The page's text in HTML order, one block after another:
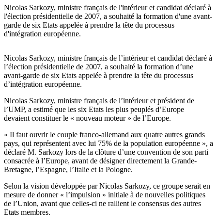
Nicolas Sarkozy, ministre français de l'intérieur et candidat déclaré à
l'élection présidentielle de 2007, a souhaité la formation d'une avant-
garde de six Etats appelée à prendre la tête du processus
d'intégration européenne.
Nicolas Sarkozy, ministre français de l’intérieur et candidat déclaré à
l’élection présidentielle de 2007, a souhaité la formation d’une
avant-garde de six Etats appelée à prendre la tête du processus
d’intégration européenne.
Nicolas Sarkozy, ministre français de l’intérieur et président de
l’UMP, a estimé que les six Etats les plus peuplés d’Europe
devaient constituer le « nouveau moteur » de l’Europe.
« Il faut ouvrir le couple franco-allemand aux quatre autres grands
pays, qui représentent avec lui 75% de la population européenne », a
déclaré M. Sarkozy lors de la clôture d’une convention de son parti
consacrée à l’Europe, avant de désigner directement la Grande-
Bretagne, l’Espagne, l’Italie et la Pologne.
Selon la vision développée par Nicolas Sarkozy, ce groupe serait en
mesure de donner « l’impulsion » initiale à de nouvelles politiques
de l’Union, avant que celles-ci ne rallient le consensus des autres
Etats membres.